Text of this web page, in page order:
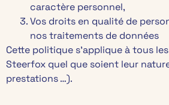
caractère personnel,
Vos droits en qualité de
nos traitements de données
Cette politique s’applique à tous
Steerfox quel que soient leur
prestations …).